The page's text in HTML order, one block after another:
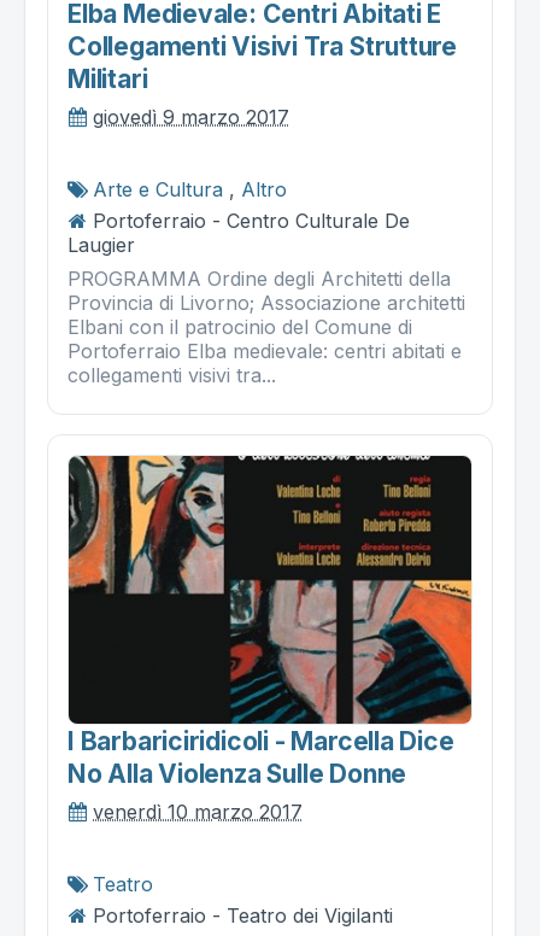
Elba Medievale: Centri Abitati E
Collegamenti Visivi Tra Strutture
Militari
giovedì 9 marzo 2017
Arte e Cultura , Altro
Portoferraio - Centro Culturale De
Laugier
PROGRAMMA Ordine degli Architetti della
Provincia di Livorno; Associazione architetti
Elbani con il patrocinio del Comune di
Portoferraio Elba medievale: centri abitati e
collegamenti visivi tra...
I Barbariciridicoli - Marcella Dice
No Alla Violenza Sulle Donne
venerdì 10 marzo 2017
Teatro
Portoferraio - Teatro dei Vigilanti